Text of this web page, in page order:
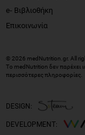
e- Βιβλιοθήκη
Επικοινωνία
© 2026 medNutrition.gr. All
Το medNutrition δεν παρέχει
περισσότερες πληροφορίες
DESIGN:
DEVELOPMENT: